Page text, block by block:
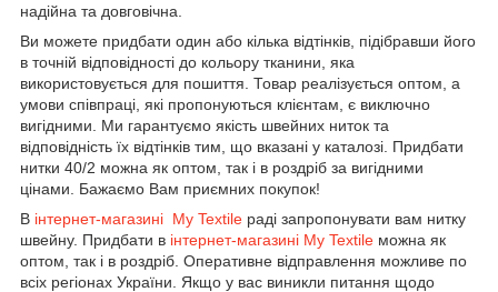
надійна та довговічна.
Ви можете придбати один або кілька відтінків, підібравши його
в точній відповідності до кольору тканини, яка
використовується для пошиття. Товар реалізується оптом, а
умови співпраці, які пропонуються клієнтам, є виключно
вигідними. Ми гарантуємо якість швейних ниток та
відповідність їх відтінків тим, що вказані у каталозі. Придбати
нитки 40/2 можна як оптом, так і в роздріб за вигідними
цінами. Бажаємо Вам приємних покупок!
В інтернет-магазині My Textile раді запропонувати вам нитку
швейну. Придбати в інтернет-магазині My Textile можна як
оптом, так і в роздріб. Оперативне відправлення можливе по
всіх регіонах України. Якщо у вас виникли питання щодо